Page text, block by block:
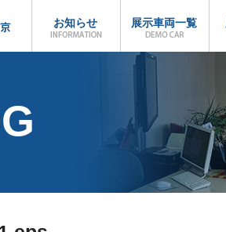
お知らせ 展示車両一覧